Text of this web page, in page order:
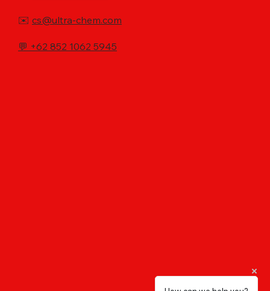
✉️ cs@ultra-chem.com
💬 +62 852 1062 5945